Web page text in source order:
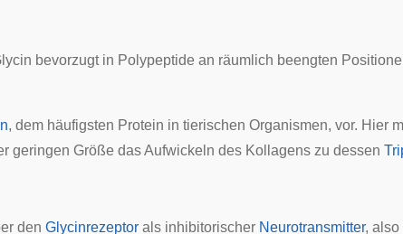
bevorzugt in Polypeptide an räumlich beengten
, dem häufigsten Protein in tierischen Organismen, vor. Hier
geringen Größe das Aufwickeln des Kollagens zu dessen
den Glycinrezeptor als inhibitorischer Neurotransmitter, also